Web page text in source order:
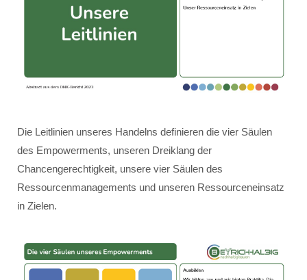
Die Leitlinien unseres Handelns definieren die vier Säulen
des Empowerments, unseren Dreiklang der
Chancengerechtigkeit, unsere vier Säulen des
Ressourcenmanagements und unseren Ressourceneinsatz
in Zielen.